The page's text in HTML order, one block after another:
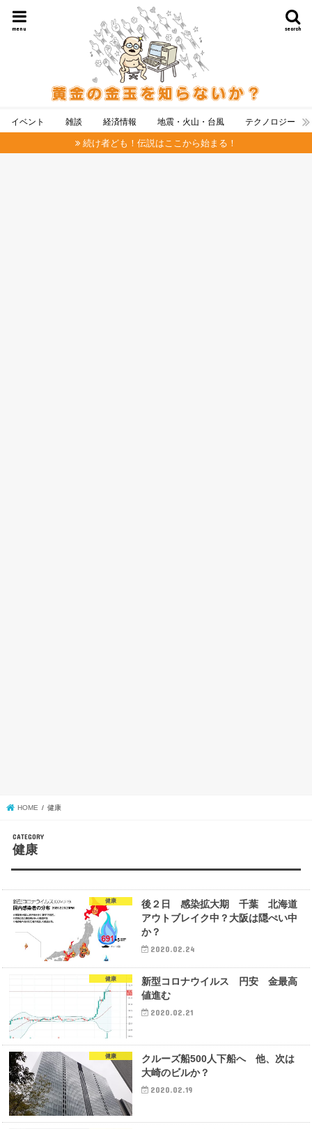
search
menu
イベント 雑談 経済情報 地震・火山・台風 テクノロジー
続け者ども！伝説はここから始まる！
HOME 健康
健康
健康
後２日 感染拡大期 千葉 北海道
アウトブレイク中？大阪は隠ぺい中
か？
2020.02.24
健康
新型コロナウイルス 円安 金最高
値進む
2020.02.21
健康
クルーズ船500人下船へ 他、次は
大崎のビルか？
2020.02.19